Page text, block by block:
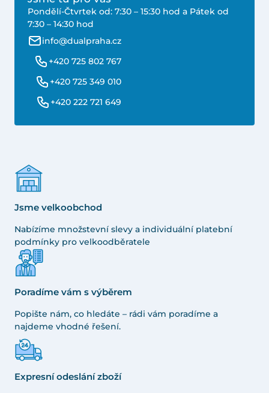
Pondělí-Čtvrtek od: 7:30 – 15:30 hod a Pátek od
7:30 – 14:30 hod
info@dualpraha.cz
+420 725 802 767
+420 725 349 010
+420 222 721 649
Jsme velkoobchod
Nabízíme množstevní slevy a individuální platební
podmínky pro velkoodběratele
Poradíme vám s výběrem
Popište nám, co hledáte – rádi vám poradíme a
najdeme vhodné řešení.
Expresní odeslání zboží